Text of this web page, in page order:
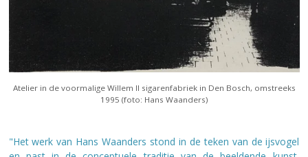
Atelier in de voormalige Willem II sigarenfabriek in Den Bosch, omstreeks
1995 (foto: Hans Waanders)
"Het werk van Hans Waanders stond in de teken van de ijsvogel